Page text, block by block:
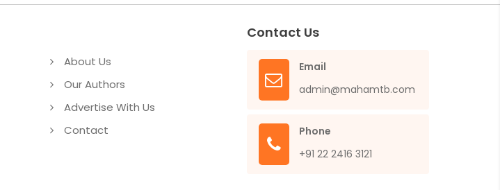
About Us
Our Authors
Advertise With Us
Contact
Contact Us
Email
admin@mahamtb.com
Phone
+91 22 2416 3121